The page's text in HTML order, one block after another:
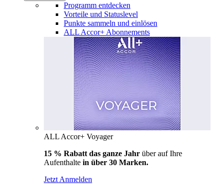
Programm entdecken
Vorteile und Statuslevel
Punkte sammeln und einlösen
ALL Accor+ Abonnements
ALL Accor+ Voyager
15 % Rabatt das ganze Jahr über auf Ihre
Aufenthalte in über 30 Marken.
Jetzt Anmelden